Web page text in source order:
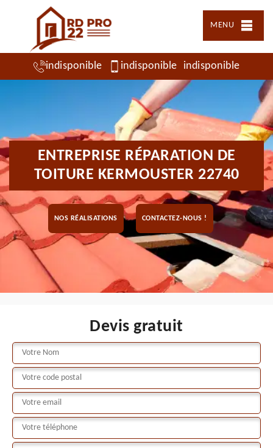
MENU
indisponible indisponible indisponible
ENTREPRISE RÉPARATION DE
TOITURE KERMOUSTER 22740
NOS RÉALISATIONS CONTACTEZ-NOUS !
Devis gratuit